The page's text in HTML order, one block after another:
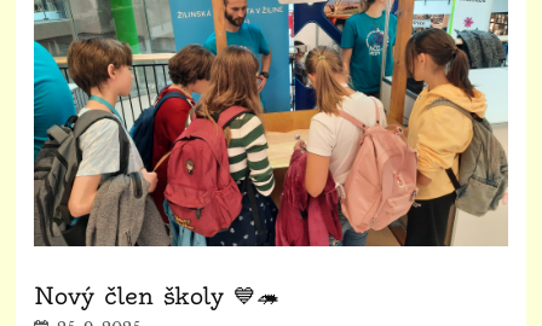
Nový člen školy 💙🦔